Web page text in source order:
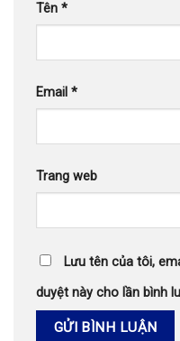
Tên *
Email *
Trang web
Lưu tên của tôi,
duyệt này cho lần bình